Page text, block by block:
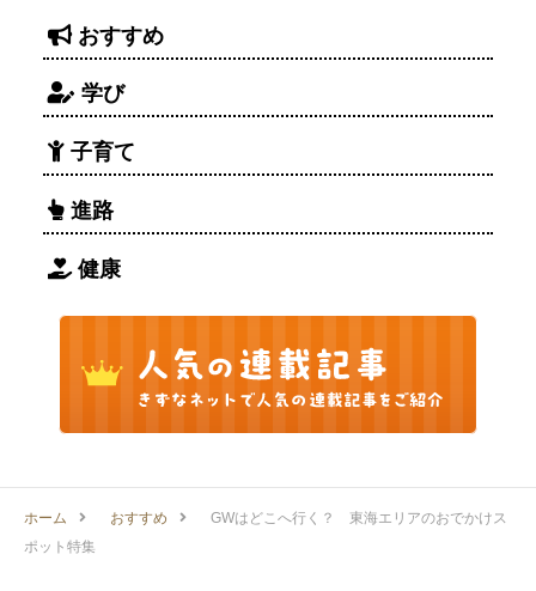
おすすめ
学び
子育て
進路
健康
ホーム おすすめ
GWはどこへ行く？ 東海エリアのおでかけス
ポット特集